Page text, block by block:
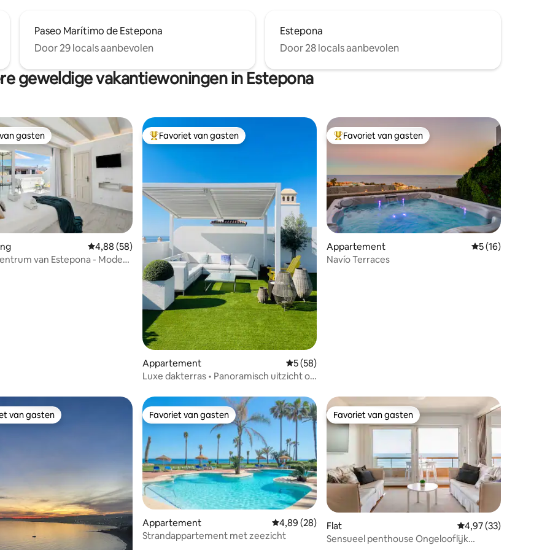
Paseo Marítimo de Estepona
Door 29 locals aanbevolen
Estepona
Door 28 locals aanbevolen
geweldige vakantiewoningen in Estepona
van 4,9 op 5, 29 recensies
gasten
gasten
Gemiddelde beoordeling van 4,88 op 5, 58 recensies
4,88 (58)
van Estepona - Modern
Topfavoriet van gasten
Favoriet van gasten
Appartement Gemiddelde beoordeling van 5 op 5, 58 recensies
5 (58)
Luxe dakterras • Panoramisch uitzicht op
Topfavoriet van gasten
Favoriet van gasten
Appartement Gemiddelde
5 (16)
Navío Terraces
van 4,97 op 5, 39 recensies
van gasten
van gasten Favoriet van gasten
Favoriet van gasten
Appartement Gemiddelde beoordeling van 4,89 op 5, 28 recensies
4,89 (28)
Strandappartement met zeezicht
Favoriet van gasten
Favoriet van gasten
Flat Gemiddelde
4,97 (33)
Sensueel penthouse Ongelooflijk